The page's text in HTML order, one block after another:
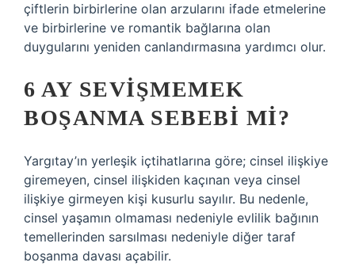
çiftlerin birbirlerine olan arzularını ifade etmelerine
ve birbirlerine ve romantik bağlarına olan
duygularını yeniden canlandırmasına yardımcı olur.
6 AY SEVIŞMEMEK
BOŞANMA SEBEBI MI?
Yargıtay’ın yerleşik içtihatlarına göre; cinsel ilişkiye
giremeyen, cinsel ilişkiden kaçınan veya cinsel
ilişkiye girmeyen kişi kusurlu sayılır. Bu nedenle,
cinsel yaşamın olmaması nedeniyle evlilik bağının
temellerinden sarsılması nedeniyle diğer taraf
boşanma davası açabilir.